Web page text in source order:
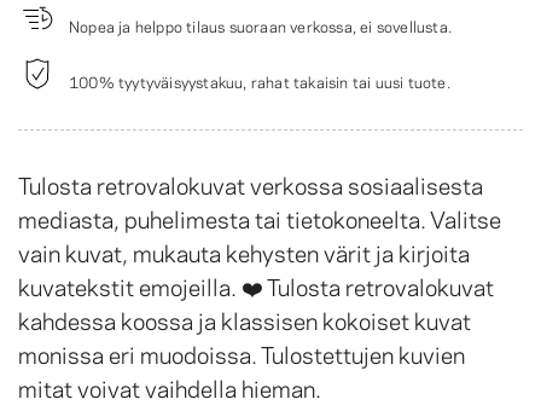
Tulosta retrovalokuvat verkossa sosiaalisesta
mediasta, puhelimesta tai tietokoneelta. Valitse
vain kuvat, mukauta kehysten värit ja kirjoita
kuvatekstit emojeilla. ❤️ Tulosta retrovalokuvat
kahdessa koossa ja klassisen kokoiset kuvat
monissa eri muodoissa. Tulostettujen kuvien
mitat voivat vaihdella hieman.
Nopea ja helppo tilaus suoraan verkossa, ei sovellusta.
100% tyytyväisyystakuu, rahat takaisin tai uusi tuote.